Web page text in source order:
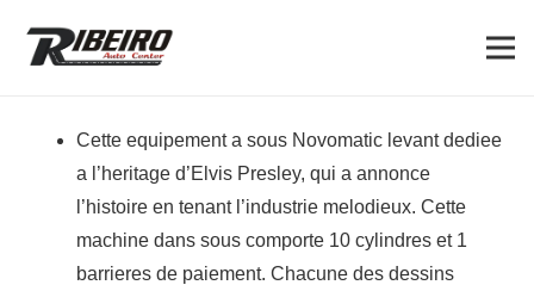
Cette equipement a sous Novomatic levant dediee
a l’heritage d’Elvis Presley, qui a annonce
l’histoire en tenant l’industrie melodieux. Cette
machine dans sous comporte 10 cylindres et 1
barrieres de paiement. Chacune des dessins